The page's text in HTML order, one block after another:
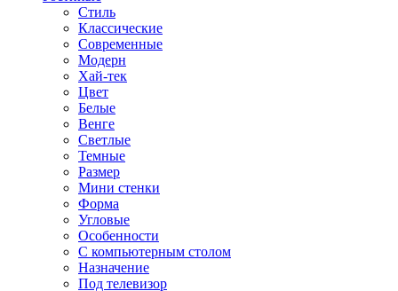
Стиль
Классические
Современные
Модерн
Хай-тек
Цвет
Белые
Венге
Светлые
Темные
Размер
Мини стенки
Форма
Угловые
Особенности
С компьютерным столом
Назначение
Под телевизор